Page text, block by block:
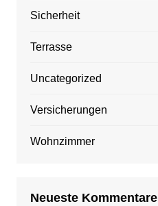
Sicherheit
Terrasse
Uncategorized
Versicherungen
Wohnzimmer
Neueste Kommentare